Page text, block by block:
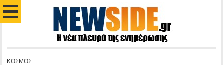
ΚΟΣΜΟΣ